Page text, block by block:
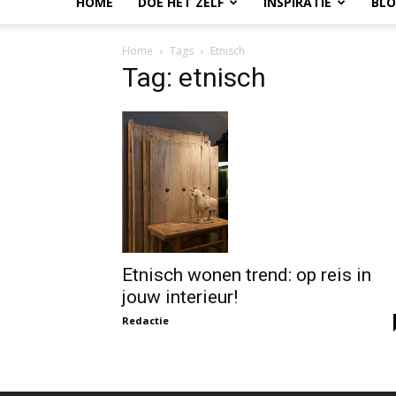
Home Tags Etnisch
Tag: etnisch
Etnisch wonen trend: op reis in
jouw interieur!
Redactie